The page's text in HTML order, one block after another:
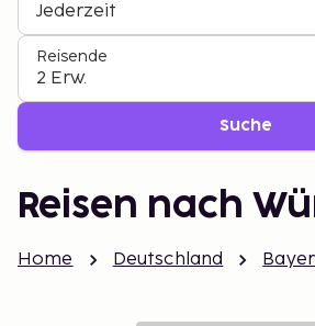
Jederzeit
Reisende
2 Erw.
Suche
Reisen nach
Home Deutschland